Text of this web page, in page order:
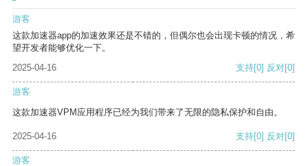
游客
这款加速器app的加速效果还是不错的，但偶尔也会出现卡顿的情况，希
望开发者能够优化一下。
2025-04-16
支持[0] 反对[0]
游客
这款加速器VPM应用程序已经为我们带来了无限的隐私保护和自由。
2025-04-16 支持[0] 反对[0]
游客